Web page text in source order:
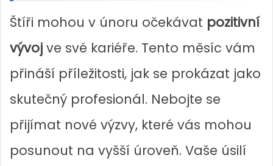
Štíři mohou v únoru očekávat pozitivní
vývoj ve své kariéře. Tento měsíc vám
přináší příležitosti, jak se prokázat jako
skutečný profesionál. Nebojte se
přijímat nové výzvy, které vás mohou
posunout na vyšší úroveň. Vaše úsilí